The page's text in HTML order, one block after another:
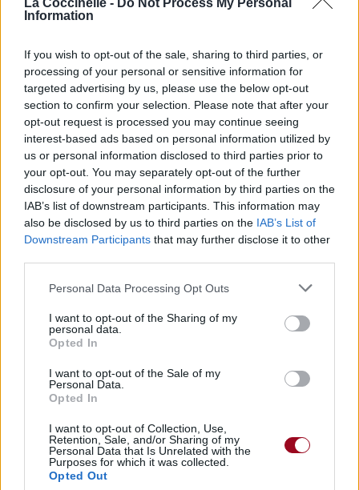
La Coccinelle - Do Not Process My Personal
Information
If you wish to opt-out of the sale, sharing to third parties, or
processing of your personal or sensitive information for
targeted advertising by us, please use the below opt-out
section to confirm your selection. Please note that after your
opt-out request is processed you may continue seeing
interest-based ads based on personal information utilized by
us or personal information disclosed to third parties prior to
your opt-out. You may separately opt-out of the further
disclosure of your personal information by third parties on the
IAB’s list of downstream participants. This information may
also be disclosed by us to third parties on the IAB’s List of
Downstream Participants that may further disclose it to other
Personal Data Processing Opt Outs
I want to opt-out of the Sharing of my
personal data.
Opted In
I want to opt-out of the Sale of my
Personal Data.
Opted In
I want to opt-out of Collection, Use,
Retention, Sale, and/or Sharing of my
Personal Data that Is Unrelated with the
Purposes for which it was collected.
Opted Out
Vous aimez chanter, apprenez la guitare chez
Télécharger légalement les MP3 sur
Télécharger légalement les MP3 ou trouver le CD sur
Trouver des vinyles et des CD sur
Trouver un instrument de musique ou une partition au
meilleur prix sur
Paroles + Traduction Téléchargement
Vidéos
Voir la vidéo de «Physical
Attraction»
Concert/Live Chanson sans vidéo